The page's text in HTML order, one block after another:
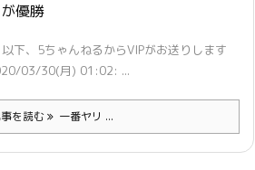
優勝
下、5ちゃんねるからVIPがお送りします
03/30(月) 01:02: ...
を読む 一番ヤリ ...